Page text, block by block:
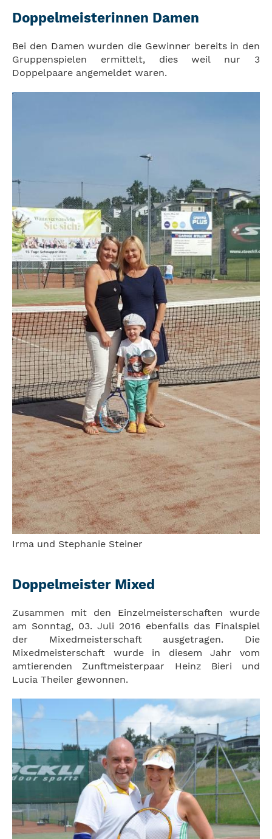
Doppelmeisterinnen Damen
Bei den Damen wurden die Gewinner bereits in den
Gruppenspielen ermittelt, dies weil nur 3
Doppelpaare angemeldet waren.
Irma und Stephanie Steiner
Doppelmeister Mixed
Zusammen mit den Einzelmeisterschaften wurde
am Sonntag, 03. Juli 2016 ebenfalls das Finalspiel
der Mixedmeisterschaft ausgetragen. Die
Mixedmeisterschaft wurde in diesem Jahr vom
amtierenden Zunftmeisterpaar Heinz Bieri und
Lucia Theiler gewonnen.